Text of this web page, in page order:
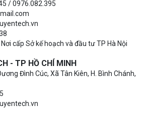
/ 0976.082.395
cấp Sở kế hoạch và đầu tư TP Hà Nội
- TP HỒ CHÍ MINH
Đình Cúc, Xã Tân Kiên, H. Bình Chánh,